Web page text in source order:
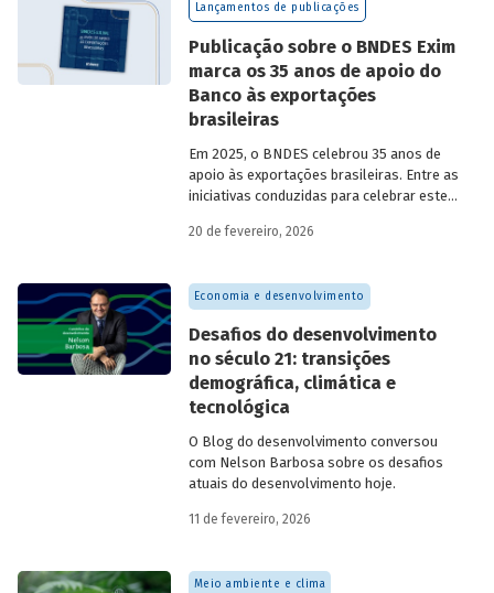
Lançamentos de publicações
Publicação sobre o BNDES Exim
marca os 35 anos de apoio do
Banco às exportações
brasileiras
Em 2025, o BNDES celebrou 35 anos de
apoio às exportações brasileiras. Entre as
iniciativas conduzidas para celebrar este
quanto para a história do
Brasil, está o lançamento da publicação
“BNDES Exim: 35 anos de apoio às
20 de fevereiro, 2026
Economia e desenvolvimento
Desafios do desenvolvimento
no século 21: transições
demográfica, climática e
tecnológica
O Blog do desenvolvimento conversou
com Nelson Barbosa sobre os desafios
atuais do desenvolvimento hoje.
11 de fevereiro, 2026
Meio ambiente e clima